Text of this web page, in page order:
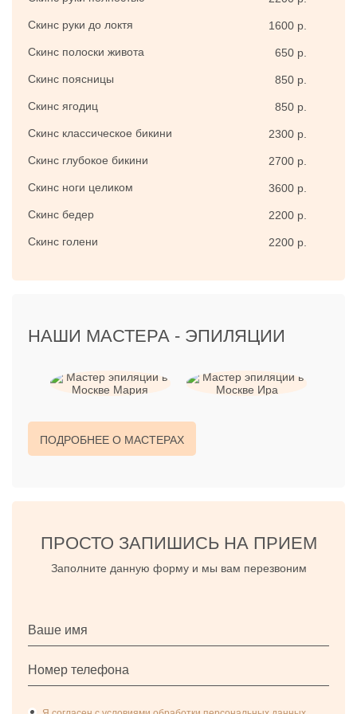
Стоимость эпиляции
бикини скинс
ЭПИЛЯЦИЯ БИКИНИ ВОСКОМ
Скинс глубокое бикини 2700 р.
Перед проведением процедуры биоэпиляции
загара. Также следует избегать походов в баню,
сауну и принятия горячей ванны. Подобные
манипуляции могут увеличить чувствительность
кожи и привести к ее повреждению во время
Скинс руки до локтя 1600 р.
Скинс полоски живота 650 р.
Скинс поясницы 850 р.
Скинс ягодиц 850 р.
Скинс классическое бикини 2300 р.
Скинс глубокое бикини 2700 р.
Скинс ноги целиком 3600 р.
Скинс бедер 2200 р.
Скинс голени 2200 р.
НАШИ МАСТЕРА - ЭПИЛЯЦИИ
ПОДРОБНЕЕ О МАСТЕРАХ
ПРОСТО ЗАПИШИСЬ НА ПРИЕМ
Заполните данную форму и мы вам перезвоним